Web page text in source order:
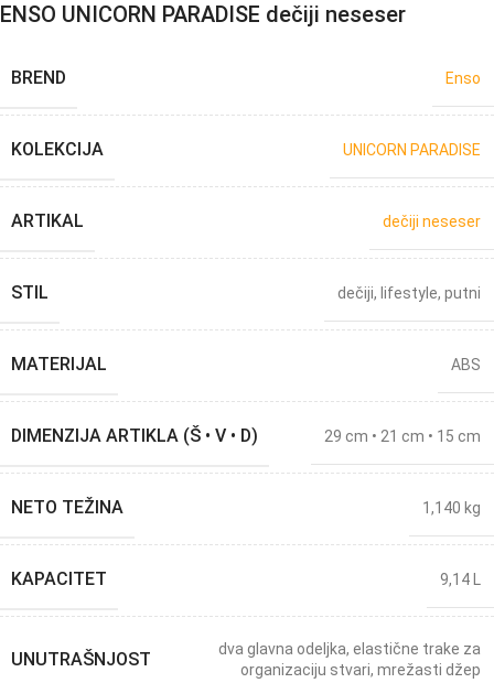
ENSO UNICORN PARADISE dečiji neseser
BREND Enso
KOLEKCIJA UNICORN PARADISE
ARTIKAL dečiji neseser
STIL dečiji, lifestyle, putni
MATERIJAL ABS
DIMENZIJA ARTIKLA (Š • V • D) 29 cm • 21 cm • 15 cm
NETO TEŽINA 1,140 kg
KAPACITET 9,14 L
UNUTRAŠNJOST dva glavna odeljka, elastične trake za
organizaciju stvari, mrežasti džep